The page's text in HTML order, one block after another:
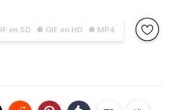
en SD ● GIF en HD ● MP4